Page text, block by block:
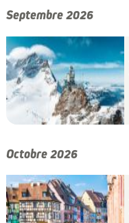
Septembre 2026
Octobre 2026